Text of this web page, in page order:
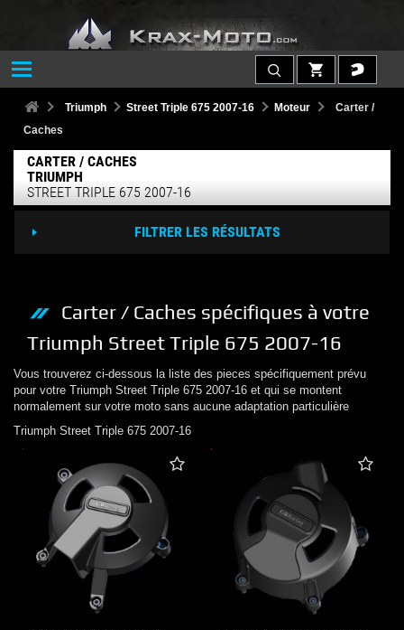
Triumph Street Triple 675 2007-16 Moteur
Carter /
Caches
CARTER / CACHES
TRIUMPH
STREET TRIPLE 675 2007-16
FILTRER LES RÉSULTATS
Carter / Caches spécifiques à votre
Triumph Street Triple 675 2007-16
Vous trouverez ci-dessous la liste des pieces spécifiquement prévu
pour votre Triumph Street Triple 675 2007-16 et qui se montent
normalement sur votre moto sans aucune adaptation particulière
Triumph Street Triple 675 2007-16